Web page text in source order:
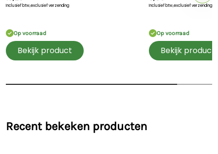
Inclusief btw,exclusief verzending
Op voorraad
Bekijk product
Inclusief btw,exclusief verzending
Op voorraad
Bekijk product
Recent bekeken producten